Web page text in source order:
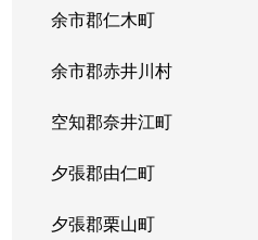
余市郡仁木町
余市郡赤井川村
空知郡奈井江町
夕張郡由仁町
夕張郡栗山町